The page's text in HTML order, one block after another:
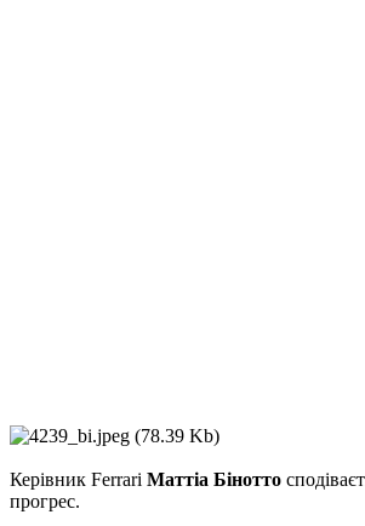
Керівник Ferrari Маттіа Бінотто
прогрес.